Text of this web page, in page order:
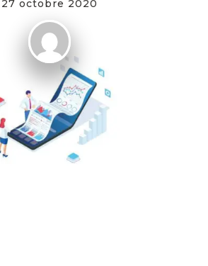
27 octobre 2020